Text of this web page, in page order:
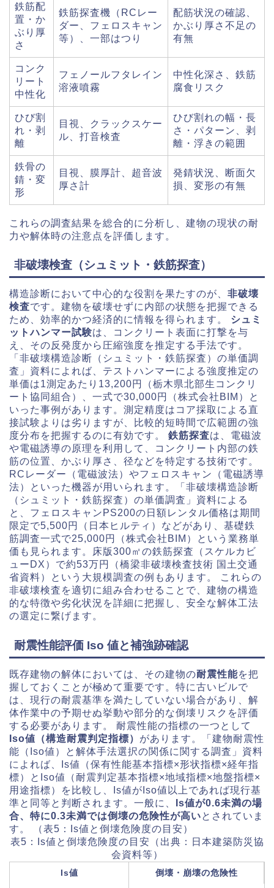
鉄筋配
置・か
ぶり厚
さ
鉄筋探査機（RCレー
ダー、フェロスキャン
等）、一部はつり
配筋状況の確認、
かぶり厚さ不足の
有無
コンク
リート
中性化
フェノールフタレイン
溶液噴霧
中性化深さ、鉄筋
腐食リスク
ひび割
れ・剥
離
目視、クラックスケー
ル、打音検査
ひび割れの幅・長
さ・パターン、剥
離・浮きの範囲
鉄骨の
錆・変
形
目視、膜厚計、超音波
厚さ計
発錆状況、断面欠
損、変形の有無
これらの調査結果を総合的に分析し、建物の現状の耐
力や解体時の注意点を評価します。
非破壊検査（シュミット・鉄筋探査）
構造診断において中心的な役割を果たすのが、 非破壊
検査です。建物を破壊せずに内部の状態を把握できる
ため、効率的かつ経済的に情報を得られます。 シュミ
ットハンマー試験は、コンクリート表面に打撃を与
え、その反発度から圧縮強度を推定する手法です。
「非破壊構造診断（シュミット・鉄筋探査）の単価調
査」資料によれば、テストハンマーによる強度推定の
単価は1測定あたり13,200円（栃木県北部生コンクリ
ート協同組合）、一式で30,000円（株式会社BIM）と
いった事例があります。測定精度はコア採取による直
接試験よりは劣りますが、比較的短時間で広範囲の強
度分布を把握するのに有効です。 鉄筋探査は、電磁波
や電磁誘導の原理を利用して、コンクリート内部の鉄
筋の位置、かぶり厚さ、径などを特定する技術です。
RCレーダー（電磁波法）やフェロスキャン（電磁誘導
法）といった機器が用いられます。「非破壊構造診断
（シュミット・鉄筋探査）の単価調査」資料による
と、フェロスキャンPS200の日額レンタル価格は期間
限定で5,500円（日本ヒルティ）などがあり、基礎鉄
筋調査一式で25,000円（株式会社BIM）という業務単
価も見られます。床版300㎡の鉄筋探査（スケルカビ
ューDX）で約53万円（橋梁非破壊検査技術 国土交通
省資料）という大規模調査の例もあります。 これらの
非破壊検査を適切に組み合わせることで、建物の構造
的な特徴や劣化状況を詳細に把握し、安全な解体工法
の選定に繋げます。
耐震性能評価 Iso 値と補強跡確認
既存建物の解体においては、その建物の耐震性能を把
握しておくことが極めて重要です。特に古いビルで
は、現行の耐震基準を満たしていない場合があり、解
体作業中の予期せぬ挙動や部分的な倒壊リスクを評価
する必要があります。 耐震性能の指標の一つとして
Iso値（構造耐震判定指標） があります。「建物耐震性
能（Iso値）と解体手法選択の関係に関する調査」資料
によれば、Is値（保有性能基本指標×形状指標×経年指
標）とIso値（耐震判定基本指標×地域指標×地盤指標×
用途指標）を比較し、Is値がIso値以上であれば現行基
準と同等と判断されます。一般に、
Is値が0.6未満の場
合、特に0.3未満では倒壊の危険性が高いとされていま
す。 （表5：Is値と倒壊危険度の目安）
表5：Is値と倒壊危険度の目安（出典：日本建築防災協
会資料等）
Is値 倒壊・崩壊の危険性